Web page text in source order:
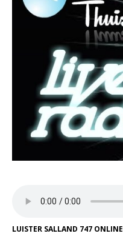
LUISTER SALLAND 747 ONLINE